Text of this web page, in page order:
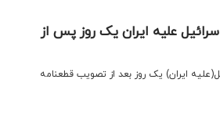
علیه ایران یک روز پس از
ایران) یک روز بعد از تصویب قطعنامه